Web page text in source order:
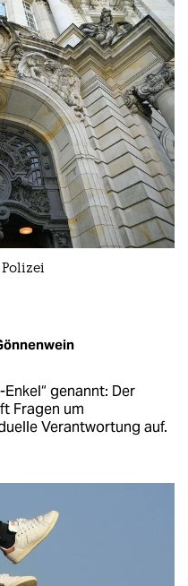
genannt: Der
Fragen um
Verantwortung auf.